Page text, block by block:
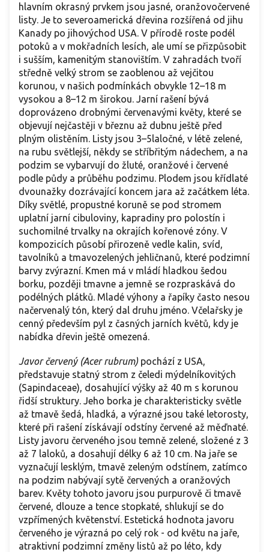
hlavním okrasný prvkem jsou jasné, oranžovočervené
listy. Je to severoamerická dřevina rozšířená od jihu
Kanady po jihovýchod USA. V přírodě roste podél
potoků a v mokřadních lesích, ale umí se přizpůsobit
i sušším, kamenitým stanovištím. V zahradách tvoří
středně velký strom se zaoblenou až vejčitou
korunou, v našich podmínkách obvykle 12–18 m
vysokou a 8–12 m širokou. Jarní rašení bývá
doprovázeno drobnými červenavými květy, které se
objevují nejčastěji v březnu až dubnu ještě před
plným olistěním. Listy jsou 3–5laločné, v létě zelené,
na rubu světlejší, někdy se stříbřitým nádechem, a na
podzim se vybarvují do žluté, oranžové i červené
podle půdy a průběhu podzimu. Plodem jsou křídlaté
dvounažky dozrávající koncem jara až začátkem léta.
Díky světlé, propustné koruně se pod stromem
uplatní jarní cibuloviny, kapradiny pro polostín i
suchomilné trvalky na okrajích kořenové zóny. V
kompozicích působí přirozeně vedle kalin, svíd,
tavolníků a tmavozelených jehličnanů, které podzimní
barvy zvýrazní. Kmen má v mládí hladkou šedou
borku, později tmavne a jemně se rozpraskává do
podélných plátků. Mladé výhony a řapíky často nesou
načervenalý tón, který dal druhu jméno. Včelařsky je
cenný především pyl z časných jarních květů, kdy je
nabídka dřevin ještě omezená.
Javor červený (Acer rubrum) pochází z USA,
představuje statný strom z čeledi mýdelníkovitých
(Sapindaceae), dosahující výšky až 40 m s korunou
řidší struktury. Jeho borka je charakteristicky světle
až tmavě šedá, hladká, a výrazné jsou také letorosty,
které při rašení získávají odstíny červené až měďnaté.
Listy javoru červeného jsou temně zelené, složené z 3
až 7 laloků, a dosahují délky 6 až 10 cm. Na jaře se
vyznačují lesklým, tmavě zeleným odstínem, zatímco
na podzim nabývají sytě červených a oranžových
barev. Květy tohoto javoru jsou purpurově či tmavě
červené, dlouze a tence stopkaté, shlukují se do
vzpřímených květenství. Estetická hodnota javoru
červeného je výrazná po celý rok - od květu na jaře,
atraktivní podzimní změny listů až po léto, kdy